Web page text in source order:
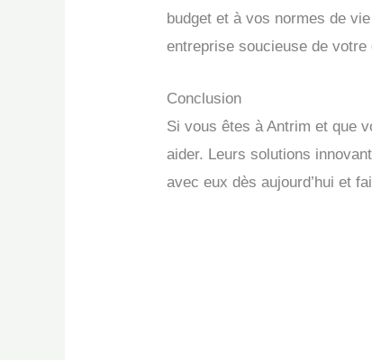
budget et à vos normes de
entreprise soucieuse de votre
Conclusion
Si vous êtes à Antrim et que
aider. Leurs solutions
avec eux dès aujourd’hui et